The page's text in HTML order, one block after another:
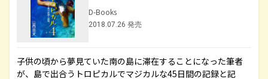
D-Books
2018.07.26 発売
子供の頃から夢見ていた南の島に滞在することになった筆者
が、島で出合うトロピカルでマジカルな45日間の記録と記